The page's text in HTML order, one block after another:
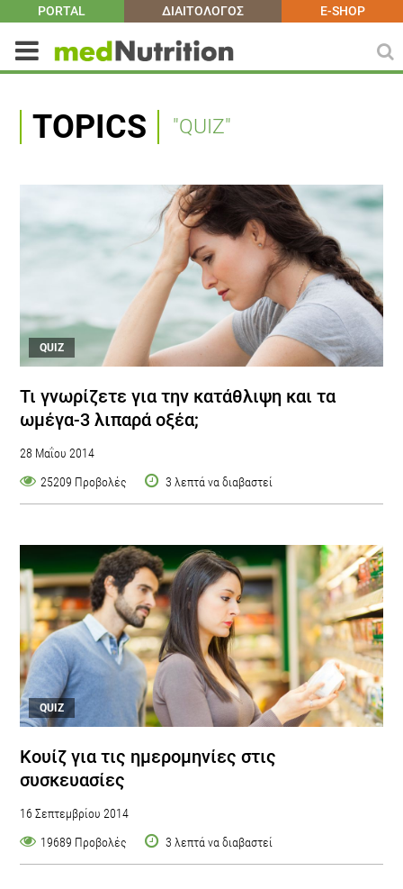
PORTAL ΔΙΑΙΤΟΛΟΓΟΣ E-SHOP
TOPICS "QUIZ"
QUIZ
Τι γνωρίζετε για την κατάθλιψη και τα
ωμέγα-3 λιπαρά οξέα;
28 Μαΐου 2014
25209 Προβολές
3 λεπτά να διαβαστεί
QUIZ
Kουίζ για τις ημερομηνίες στις
συσκευασίες
16 Σεπτεμβρίου 2014
19689 Προβολές
3 λεπτά να διαβαστεί